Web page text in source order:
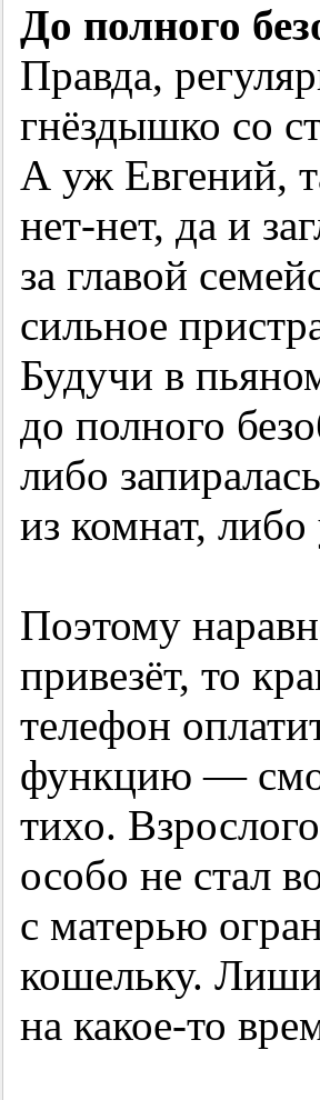
До полного
Правда,
гнёздышко со
А уж Евгений,
нет-нет, да и
за главой
сильное
Будучи в
до полного
либо
из комнат, либо
Поэтому
привезёт, то
телефон
функцию —
тихо.
особо не стал
с матерью
кошельку.
на какое-то